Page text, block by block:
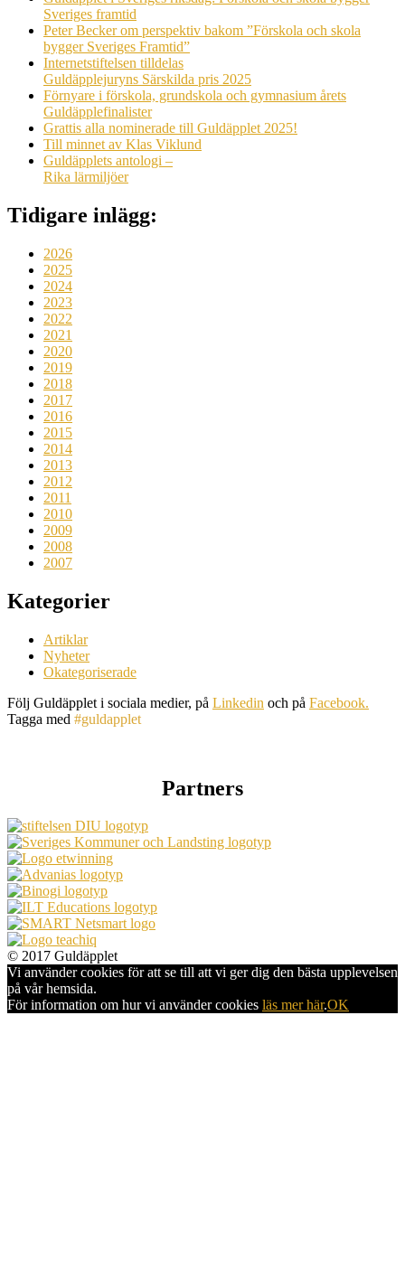
Sveriges framtid
Peter Becker om perspektiv bakom ”Förskola och skola
bygger Sveriges Framtid”
Internetstiftelsen tilldelas
Guldäpplejuryns Särskilda pris 2025
Förnyare i förskola, grundskola och gymnasium årets
Guldäpplefinalister
Grattis alla nominerade till Guldäpplet 2025!
Till minnet av Klas Viklund
Guldäpplets antologi –
Rika lärmiljöer
Tidigare inlägg:
2026
2025
2024
2023
2022
2021
2020
2019
2018
2017
2016
2015
2014
2013
2012
2011
2010
2009
2008
2007
Kategorier
Artiklar
Nyheter
Okategoriserade
Följ Guldäpplet i sociala medier, på Linkedin och på Facebook.
Tagga med #guldapplet
Partners
© 2017 Guldäpplet
Vi använder cookies för att se till att vi ger dig den bästa upplevelsen
på vår hemsida.
För information om hur vi använder cookies läs mer här.OK